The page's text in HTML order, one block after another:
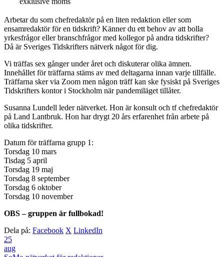
Arbetar du som chefredaktör på en liten redaktion eller som
ensamredaktör för en tidskrift? Känner du ett behov av att bolla
yrkesfrågor eller branschfrågor med kollegor på andra tidskrifter?
Då är Sveriges Tidskrifters nätverk något för dig.
Vi träffas sex gånger under året och diskuterar olika ämnen.
Innehållet för träffarna stäms av med deltagarna innan varje tillfälle.
Träffarna sker via Zoom men någon träff kan ske fysiskt på Sveriges
Tidskrifters kontor i Stockholm när pandemiläget tillåter.
Susanna Lundell leder nätverket. Hon är ​konsult och tf chefredaktör
på Land Lantbruk. Hon har drygt 20 års erfarenhet från arbete på
olika tidskrifter.
Datum för träffarna grupp 1:
Torsdag 10 mars
Tisdag 5 april
Torsdag 19 maj
Torsdag 8 september
Torsdag 6 oktober
Torsdag 10 november
OBS – gruppen är fullbokad!
Dela på: Facebook X LinkedIn
25
aug